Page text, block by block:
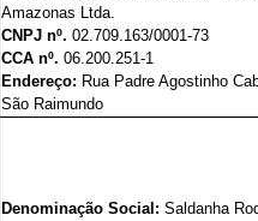
Amazonas Ltda.
CNPJ nº.02.709.163/0001-73
CCA nº.06.200.251-1
Endereço: Rua Padre Agostinho
São Raimundo
Denominação Social: Saldanha